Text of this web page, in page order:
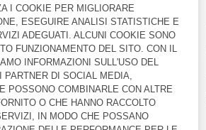
T-SHIRT DONNA WOZZA -
AMV SPORTS CLUB
€ 70
-30% € 49
T-SHIRT UOMO GIXY - HAPPY
LUNAR NEW YEAR 2026
€ 80
-30% € 56